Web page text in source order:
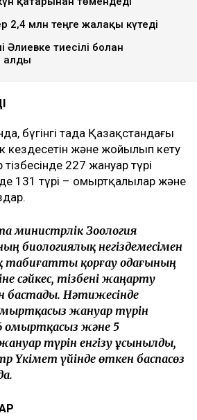
2,4 млн теңге жалақы күтеді
тиесілі болған
алды
бүгінгі таңда Қазақстандағы
кездесетiн және жойылып кету
тiзбесiнде 227 жануар түрі
131 түрі – омыртқалылар және
министрлік Зоология
биологиялық негіздемесімен
табиғатты қорғау одағының
сәйкес, тізбені жаңарту
Нәтижесінде
жануар түрін
омыртқасыз және 5
түрін енгізу ұсынылды,
Үкімет үйінде өткен баспасөз